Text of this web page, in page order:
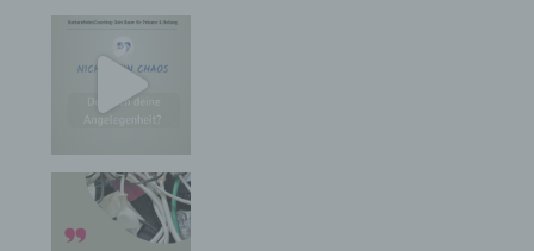
Kontaktmöglichkeit über die Internetseite
Die Internetseite enthält aufgrund von gesetzlichen
Vorschriften Angaben, die eine schnelle
elektronische Kontaktaufnahme zu unserem
ebenfalls eine allgemeine Adresse der
sogenannten elektronischen Post (E-Mail-
Adresse) umfasst. Sofern eine betroffene Person